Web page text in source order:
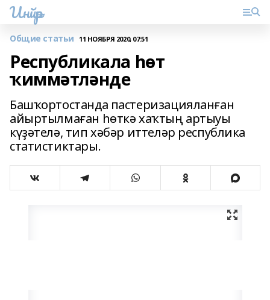
Инйәр
Общие статьи 11 НОЯБРЯ 2020, 07:51
Республикала һөт
ҡиммәтләнде
Башҡортостанда пастеризацияланған
айыртылмаған һөткә хаҡтың артыуы
күҙәтелә, тип хәбәр иттеләр республика
статистиктары.